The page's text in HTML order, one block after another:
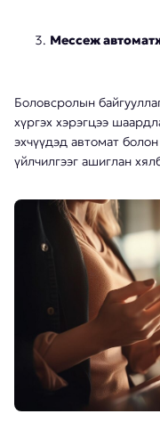
Мессеж
Боловсролын
хүргэх хэрэгцээ
эхчүүдэд автомат
үйлчилгээг ашиглан